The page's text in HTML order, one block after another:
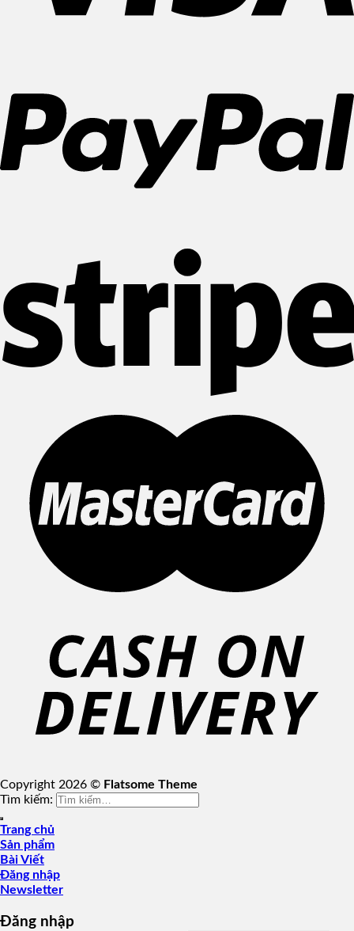
Copyright 2026 © Flatsome Theme
Tìm kiếm:
Trang chủ
Sản phẩm
Bài Viết
Đăng nhập
Newsletter
Đăng nhập